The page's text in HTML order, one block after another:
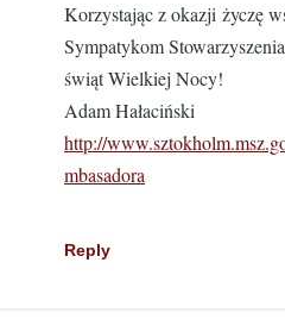
Korzystając z okazji życzę
Sympatykom
świąt Wielkiej Nocy!
Adam Hałaciński
http://
mbasadora
Reply